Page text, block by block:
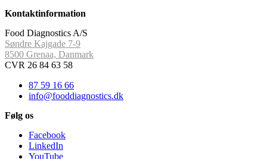
Kontaktinformation
Food Diagnostics A/S
Søndre Kajgade 7-9
8500 Grenaa, Danmark
CVR 26 84 63 58
87 59 16 66
info@fooddiagnostics.dk
Følg os
Facebook
LinkedIn
YouTube